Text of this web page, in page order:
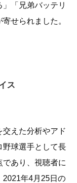
「兄弟バッテリ
せられました。
ス
えた分析やアド
野球選手として長
あり、視聴者に
2021年4月25日の